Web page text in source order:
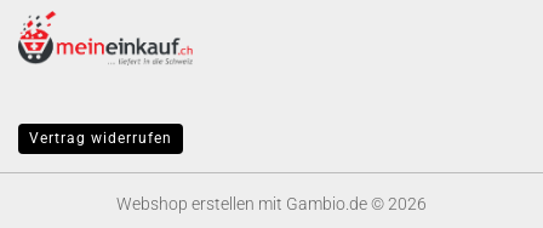
Vertrag widerrufen
Webshop erstellen mit Gambio.de © 2026